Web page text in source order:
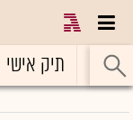
ראשי תיק אישי